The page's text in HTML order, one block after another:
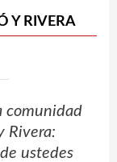
Y RIVERA
comunidad
Rivera:
ustedes